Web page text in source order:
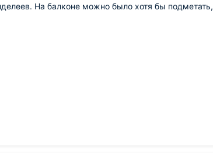
На балконе можно было хотя бы подметать,